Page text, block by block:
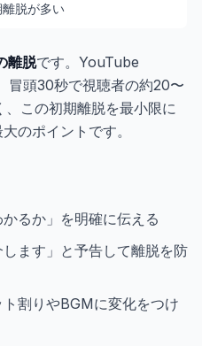
脱が多い
離脱です。YouTube
頭30秒で視聴者の約20〜
この初期離脱を最小限に
のポイントです。
るか」を明確に伝える
します」と予告して離脱を防
割りやBGMに変化をつけ